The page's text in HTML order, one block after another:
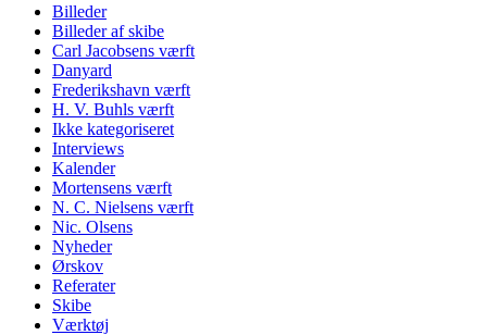
Billeder
Billeder af skibe
Carl Jacobsens værft
Danyard
Frederikshavn værft
H. V. Buhls værft
Ikke kategoriseret
Interviews
Kalender
Mortensens værft
N. C. Nielsens værft
Nic. Olsens
Nyheder
Ørskov
Referater
Skibe
Værktøj